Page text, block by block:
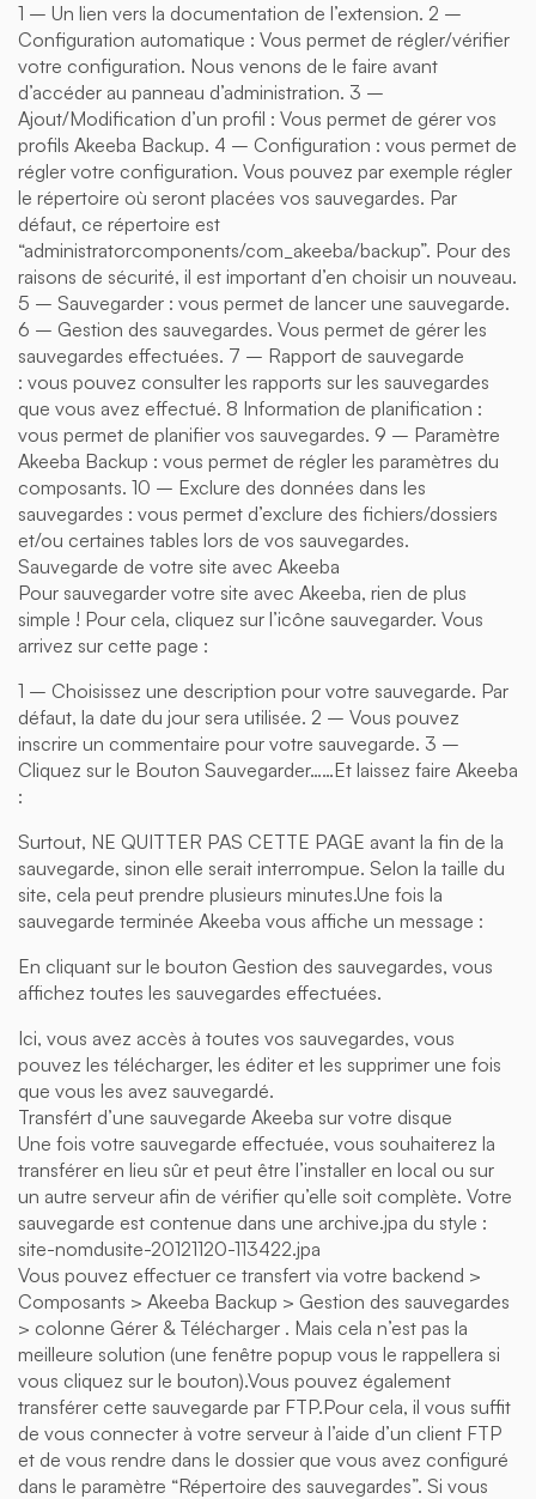
1 – Un lien vers la documentation de l’extension. 2 –
Configuration automatique : Vous permet de régler/vérifier
votre configuration. Nous venons de le faire avant
d’accéder au panneau d’administration. 3 –
Ajout/Modification d’un profil : Vous permet de gérer vos
profils Akeeba Backup. 4 – Configuration : vous permet de
régler votre configuration. Vous pouvez par exemple régler
le répertoire où seront placées vos sauvegardes. Par
défaut, ce répertoire est
“administratorcomponents/com_akeeba/backup”. Pour des
raisons de sécurité, il est important d’en choisir un nouveau.
5 – Sauvegarder : vous permet de lancer une sauvegarde.
6 – Gestion des sauvegardes. Vous permet de gérer les
sauvegardes effectuées. 7 – Rapport de sauvegarde
: vous pouvez consulter les rapports sur les sauvegardes
que vous avez effectué. 8 Information de planification :
vous permet de planifier vos sauvegardes. 9 – Paramètre
Akeeba Backup : vous permet de régler les paramètres du
composants. 10 – Exclure des données dans les
sauvegardes : vous permet d’exclure des fichiers/dossiers
et/ou certaines tables lors de vos sauvegardes.
Sauvegarde de votre site avec Akeeba
Pour sauvegarder votre site avec Akeeba, rien de plus
simple ! Pour cela, cliquez sur l’icône sauvegarder. Vous
arrivez sur cette page :
1 – Choisissez une description pour votre sauvegarde. Par
défaut, la date du jour sera utilisée. 2 – Vous pouvez
inscrire un commentaire pour votre sauvegarde. 3 –
Cliquez sur le Bouton Sauvegarder……Et laissez faire Akeeba
:
Surtout, NE QUITTER PAS CETTE PAGE avant la fin de la
sauvegarde, sinon elle serait interrompue. Selon la taille du
site, cela peut prendre plusieurs minutes.Une fois la
sauvegarde terminée Akeeba vous affiche un message :
En cliquant sur le bouton Gestion des sauvegardes, vous
affichez toutes les sauvegardes effectuées.
Ici, vous avez accès à toutes vos sauvegardes, vous
pouvez les télécharger, les éditer et les supprimer une fois
que vous les avez sauvegardé.
Transfért d’une sauvegarde Akeeba sur votre disque
Une fois votre sauvegarde effectuée, vous souhaiterez la
transférer en lieu sûr et peut être l’installer en local ou sur
un autre serveur afin de vérifier qu’elle soit complète. Votre
sauvegarde est contenue dans une archive.jpa du style :
site-nomdusite-20121120-113422.jpa
Vous pouvez effectuer ce transfert via votre backend >
Composants > Akeeba Backup > Gestion des sauvegardes
> colonne Gérer & Télécharger . Mais cela n’est pas la
meilleure solution (une fenêtre popup vous le rappellera si
vous cliquez sur le bouton).Vous pouvez également
transférer cette sauvegarde par FTP.Pour cela, il vous suffit
de vous connecter à votre serveur à l’aide d’un client FTP
et de vous rendre dans le dossier que vous avez configuré
dans le paramètre “Répertoire des sauvegardes”. Si vous